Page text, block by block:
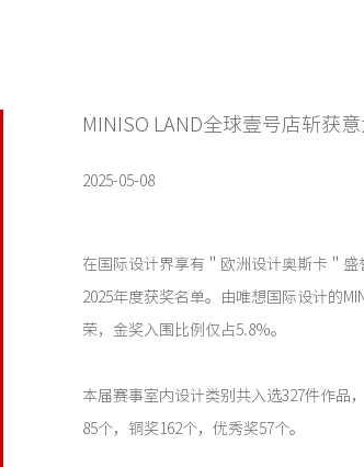
MINISO LAND全球壹号店斩获
2025-05-08
在国际设计界享有＂欧洲设计奥斯卡＂盛
2025年度获奖名单。由唯想国际设计的
荣，金奖入围比例仅占5.8%。
本届赛事室内设计类别共入选327件作品
85个，铜奖162个，优秀奖57个。